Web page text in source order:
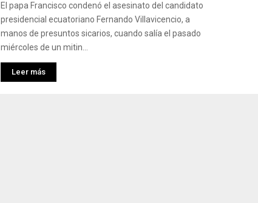
El papa Francisco condenó el asesinato del candidato
presidencial ecuatoriano Fernando Villavicencio, a
manos de presuntos sicarios, cuando salía el pasado
miércoles de un mitin...
Leer más